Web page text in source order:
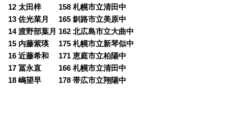
12 太田梓 158 札幌市立清田中
13 佐光菜月 165 釧路市立美原中
14 渡野部葉月 162 北広島市立大曲中
15 内藤紫瑛 175 札幌市立新琴似中
16 近藤希和 171 恵庭市立柏陽中
17 冨永直 166 札幌市立清田中
18 嶋望早 178 帯広市立翔陽中